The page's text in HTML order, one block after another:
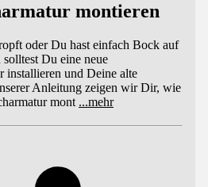
montieren
oder Du hast einfach Bock auf
Du eine neue
installieren und Deine alte
Anleitung zeigen wir Dir, wie
mont ...mehr